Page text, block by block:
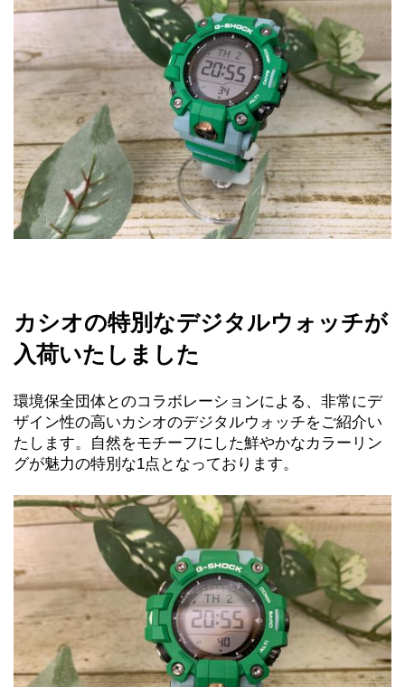
カシオの特別なデジタルウォッチが
入荷いたしました
環境保全団体とのコラボレーションによる、非常にデ
ザイン性の高いカシオのデジタルウォッチをご紹介い
たします。自然をモチーフにした鮮やかなカラーリン
グが魅力の特別な1点となっております。